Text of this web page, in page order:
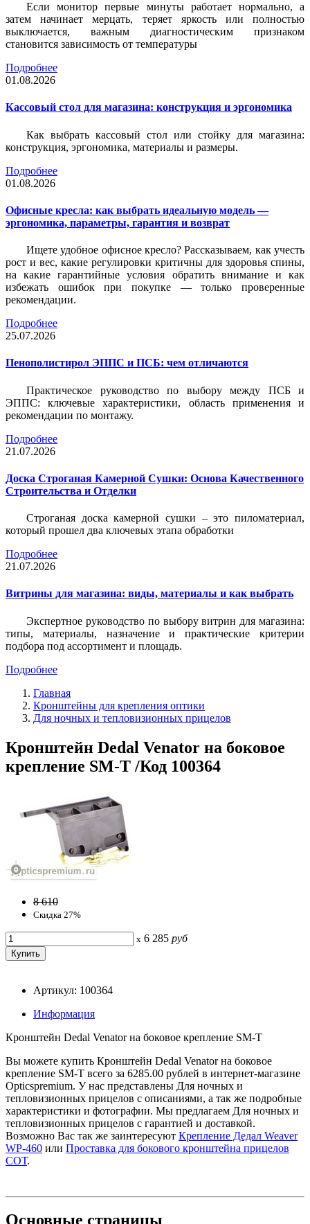
Если монитор первые минуты работает нормально, а
затем начинает мерцать, теряет яркость или полностью
выключается, важным диагностическим признаком
становится зависимость от температуры
Подробнее
01.08.2026
Кассовый стол для магазина: конструкция и эргономика
Как выбрать кассовый стол или стойку для магазина:
конструкция, эргономика, материалы и размеры.
Подробнее
01.08.2026
Офисные кресла: как выбрать идеальную модель —
эргономика, параметры, гарантия и возврат
Ищете удобное офисное кресло? Рассказываем, как учесть
рост и вес, какие регулировки критичны для здоровья спины,
на какие гарантийные условия обратить внимание и как
избежать ошибок при покупке — только проверенные
рекомендации.
Подробнее
25.07.2026
Пенополистирол ЭППС и ПСБ: чем отличаются
Практическое руководство по выбору между ПСБ и
ЭППС: ключевые характеристики, область применения и
рекомендации по монтажу.
Подробнее
21.07.2026
Доска Строганая Камерной Сушки: Основа Качественного
Строительства и Отделки
Строганая доска камерной сушки – это пиломатериал,
который прошел два ключевых этапа обработки
Подробнее
21.07.2026
Витрины для магазина: виды, материалы и как выбрать
Экспертное руководство по выбору витрин для магазина:
типы, материалы, назначение и практические критерии
подбора под ассортимент и площадь.
Подробнее
Главная
Кронштейны для крепления оптики
Для ночных и тепловизионных прицелов
Кронштейн Dedal Venator на боковое
крепление SM-T /Код 100364
8 610
Скидка 27%
x 6 285 руб
Артикул: 100364
Информация
Кронштейн Dedal Venator на боковое крепление SM-T
Вы можете купить Кронштейн Dedal Venator на боковое
крепление SM-T всего за 6285.00 рублей в интернет-магазине
Opticspremium. У нас представлены Для ночных и
тепловизионных прицелов с описаниями, а так же подробные
характеристики и фотографии. Мы предлагаем Для ночных и
тепловизионных прицелов с гарантией и доставкой.
Возможно Вас так же заинтересуют Крепление Дедал Weaver
WP-460 или Проставка для бокового кронштейна прицелов
СОТ.
Основные страницы